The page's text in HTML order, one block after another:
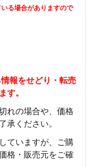
る場合がありますので
報をせどり・転売
す。
れの場合や、価格
承ください。
ていますが、ご購
格・販売元をご確